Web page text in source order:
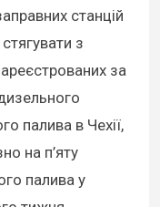
станцій
з
за
палива в Чехії,
на п’яту
палива у